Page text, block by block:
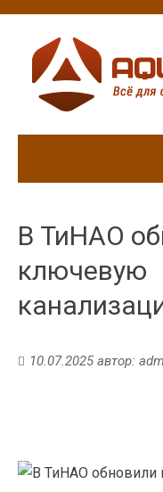
В ТиНАО
ключевую
10.07.2025автор: